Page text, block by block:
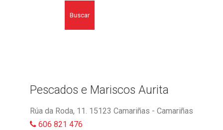
Buscar
Pescados e Mariscos Aurita
Rúa da Roda, 11. 15123 Camariñas - Camariñas
606 821 476